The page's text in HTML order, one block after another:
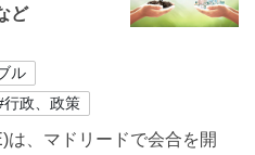
ど
ル
行政、政策
、マドリードで会合を開